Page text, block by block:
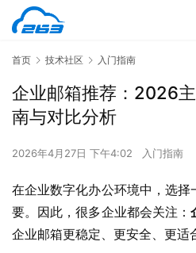
首页 技术社区 入门指南
企业邮箱推荐：2026
南与对比分析
2026年4月27日 下午4:02 入门指南
在企业数字化办公环境中，选
要。因此，很多企业都会关注：
企业邮箱更稳定、更安全、更适